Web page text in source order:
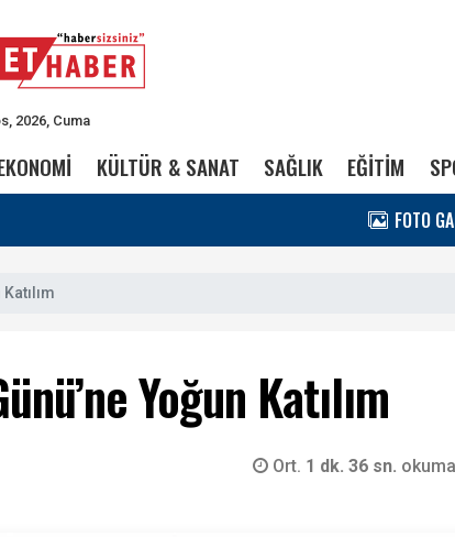
2026, Cuma
KÜLTÜR & SANAT SAĞLIK EĞİTİM
FOTO
Yoğun Katılım
Ort. 1 dk. 36 sn.